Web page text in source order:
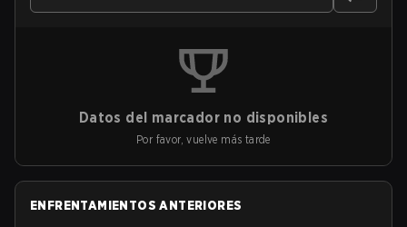
Datos del marcador no disponibles
Por favor, vuelve más tarde
ENFRENTAMIENTOS ANTERIORES